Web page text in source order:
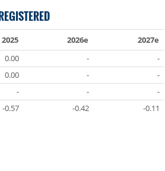
2025 2026e
2027e
0.00 -
-
0.00 -
-
- -
-
-0.57 -0.42 -0.11